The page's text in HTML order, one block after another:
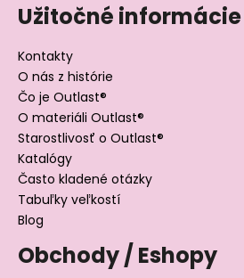
Užitočné informácie
Kontakty
O nás z histórie
Čo je Outlast®
O materiáli Outlast®
Starostlivosť o Outlast®
Katalógy
Často kladené otázky
Tabuľky veľkostí
Blog
Obchody / Eshopy